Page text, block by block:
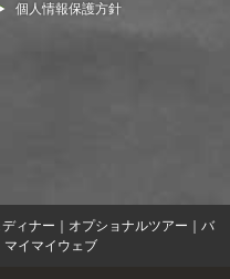
個人情報保護方針
ィナー｜オプショナルツアー｜バ
マイマイウェブ